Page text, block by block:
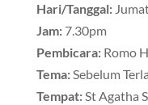
Hari/Tanggal:
Jam:7.30pm
Pembicara:Romo
Tema:Sebelum
Tempat:St Agatha